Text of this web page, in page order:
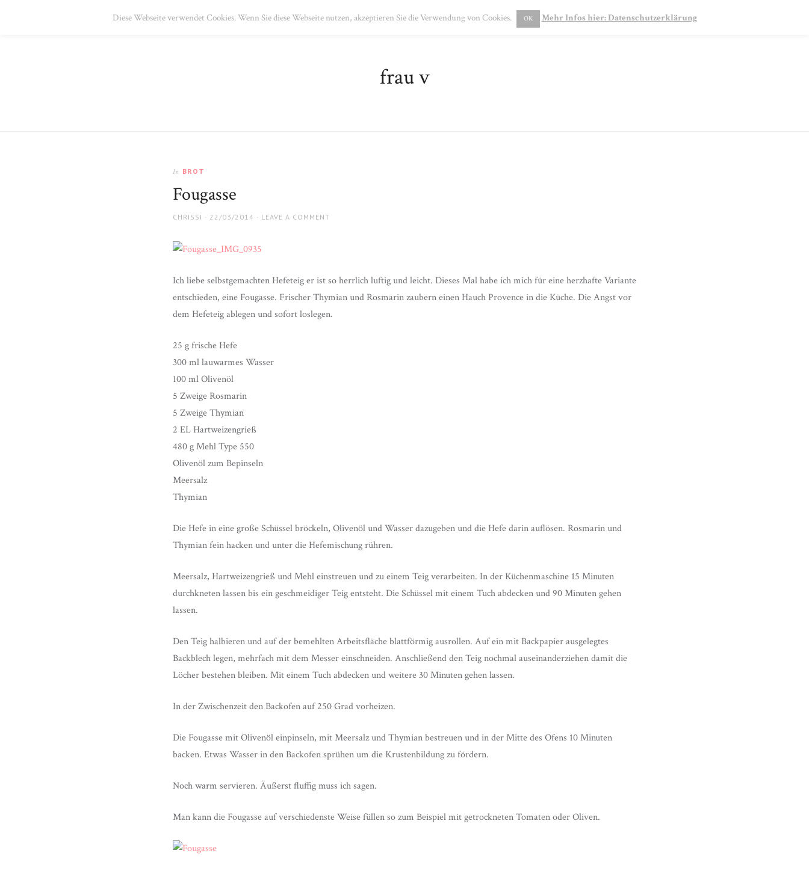
ÜBER MICH GALERIE REZEPTE IMPRESSUM DATENSCHUTZ
frau v
In BROT
Fougasse
AUTHOR
CHRISSI
POSTED
22/03/2014 LEAVE A COMMENT
Ich liebe selbstgemachten Hefeteig er ist so herrlich luftig und leicht. Dieses Mal habe ich mich für eine herzhafte Variante
entschieden, eine Fougasse. Frischer Thymian und Rosmarin zaubern einen Hauch Provence in die Küche. Die Angst vor
dem Hefeteig ablegen und sofort loslegen.
25 g frische Hefe
300 ml lauwarmes Wasser
100 ml Olivenöl
5 Zweige Rosmarin
5 Zweige Thymian
2 EL Hartweizengrieß
480 g Mehl Type 550
Olivenöl zum Bepinseln
Meersalz
Thymian
Die Hefe in eine große Schüssel bröckeln, Olivenöl und Wasser dazugeben und die Hefe darin auflösen. Rosmarin und
Thymian fein hacken und unter die Hefemischung rühren.
Meersalz, Hartweizengrieß und Mehl einstreuen und zu einem Teig verarbeiten. In der Küchenmaschine 15 Minuten
durchkneten lassen bis ein geschmeidiger Teig entsteht. Die Schüssel mit einem Tuch abdecken und 90 Minuten gehen
lassen.
Den Teig halbieren und auf der bemehlten Arbeitsfläche blattförmig ausrollen. Auf ein mit Backpapier ausgelegtes
Backblech legen, mehrfach mit dem Messer einschneiden. Anschließend den Teig nochmal auseinanderziehen damit die
Löcher bestehen bleiben. Mit einem Tuch abdecken und weitere 30 Minuten gehen lassen.
In der Zwischenzeit den Backofen auf 250 Grad vorheizen.
Die Fougasse mit Olivenöl einpinseln, mit Meersalz und Thymian bestreuen und in der Mitte des Ofens 10 Minuten
backen. Etwas Wasser in den Backofen sprühen um die Krustenbildung zu fördern.
Noch warm servieren. Äußerst fluffig muss ich sagen.
Man kann die Fougasse auf verschiedenste Weise füllen so zum Beispiel mit getrockneten Tomaten oder Oliven.
Diese Webseite verwendet Cookies. Wenn Sie diese Webseite nutzen, akzeptieren Sie die Verwendung von Cookies. OK Mehr Infos hier: Datenschutzerklärung